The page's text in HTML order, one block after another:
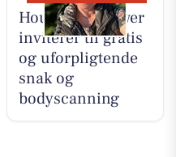
Houen Life Power
inviterer til gratis
og uforpligtende
snak og
bodyscanning